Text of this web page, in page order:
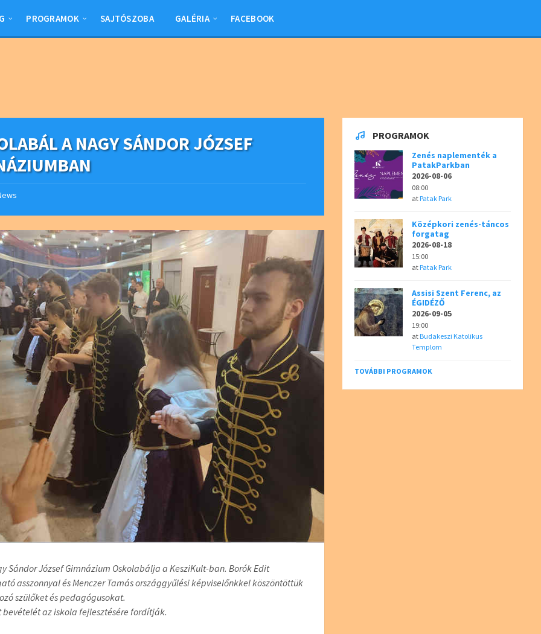
PROGRAMOK SAJTÓSZOBA GALÉRIA FACEBOOK
A NAGY SÁNDOR JÓZSEF
Sándor József Gimnázium Oskolabálja a KesziKult-ban. Borók Edit
asszonnyal és Menczer Tamás országgyűlési képviselőnkkel köszöntöttük
szülőket és pedagógusokat.
bevételét az iskola fejlesztésére fordítják.
PROGRAMOK
Zenés naplementék a
PatakParkban
2026-08-06
08:00
atPatak Park
Középkori zenés-táncos
forgatag
2026-08-18
15:00
atPatak Park
Assisi Szent Ferenc, az
ÉGIDÉZŐ
2026-09-05
19:00
atBudakeszi Katolikus
Templom
TOVÁBBI PROGRAMOK